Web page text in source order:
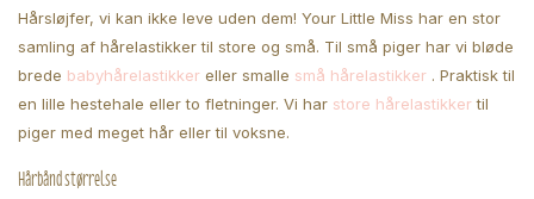
Hårsløjfer, vi kan ikke leve uden dem! Your Little Miss har en stor
samling af hårelastikker til store og små. Til små piger har vi bløde
brede babyhårelastikker eller smalle små hårelastikker . Praktisk til
en lille hestehale eller to fletninger. Vi har store hårelastikkertil
piger med meget hår eller til voksne.
Hårbånd størrelse